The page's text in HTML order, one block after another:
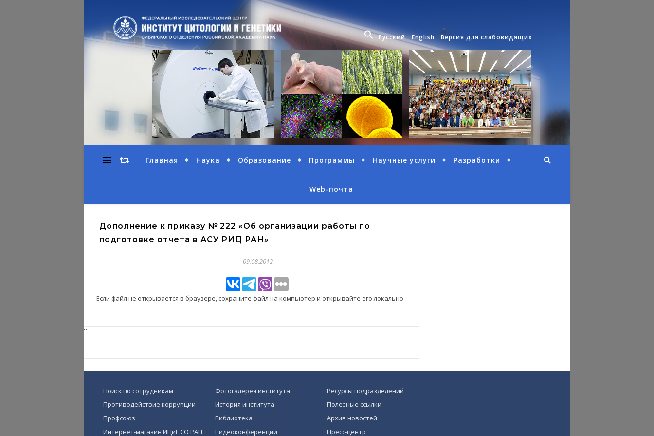
Русский English Версия для слабовидящих
Главная Наука Образование Программы Научные услуги Разработки
Web-почта
Дополнение к приказу № 222 «Об организации работы по
подготовке отчета в АСУ РИД РАН»
09.08.2012
Если файл не открывается в браузере, сохраните файл на компьютер и открывайте его локально
``
Поиск по сотрудникам
Противодействие коррупции
Профсоюз
Интернет-магазин ИЦиГ СО РАН
Фотогалерея института
История института
Библиотека
Видеоконференции
Ресурсы подразделений
Полезные ссылки
Архив новостей
Пресс-центр